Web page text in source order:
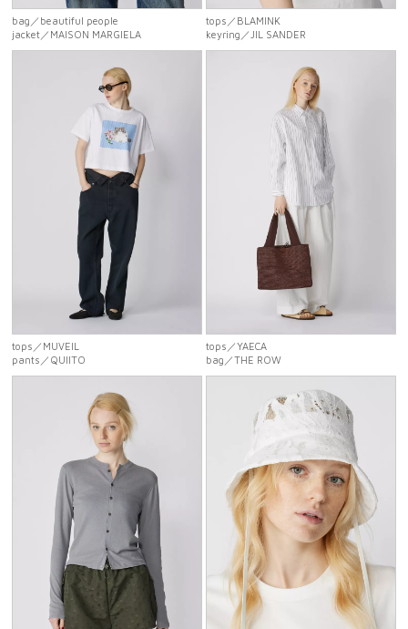
bag ／beautiful people
jacket ／MAISON MARGIELA
tops ／BLAMINK
keyring ／JIL SANDER
tops ／MUVEIL
pants ／QUIITO
tops ／YAECA
bag ／THE ROW